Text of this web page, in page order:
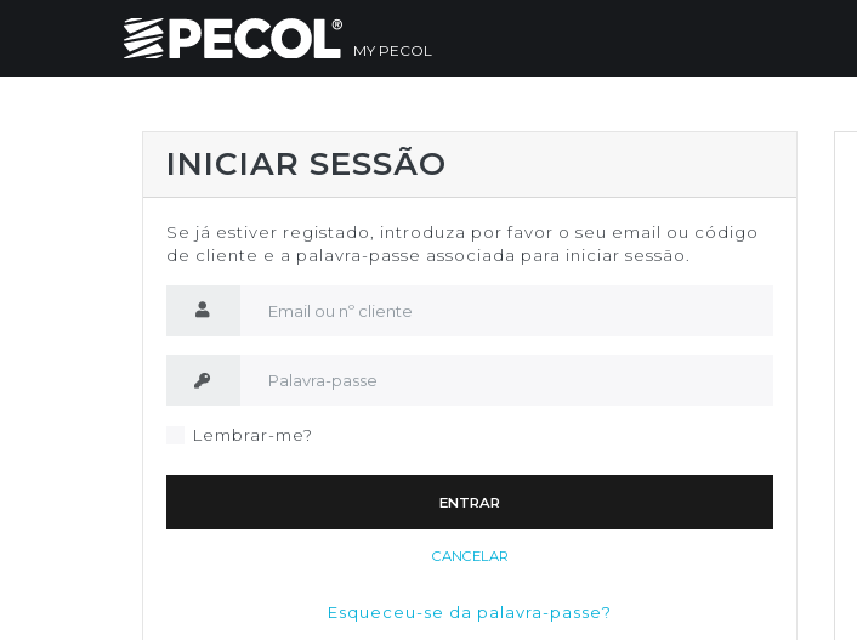
MY PECOL
INICIAR SESSÃO
Se já estiver registado, introduza por favor o seu email ou código
de cliente e a palavra-passe associada para iniciar sessão.
Lembrar-me?
ENTRAR
CANCELAR
Esqueceu-se da palavra-passe?